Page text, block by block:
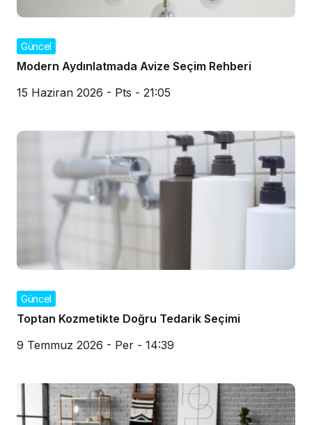
Güncel
Modern Aydınlatmada Avize Seçim Rehberi
15 Haziran 2026 - Pts - 21:05
Güncel
Toptan Kozmetikte Doğru Tedarik Seçimi
9 Temmuz 2026 - Per - 14:39